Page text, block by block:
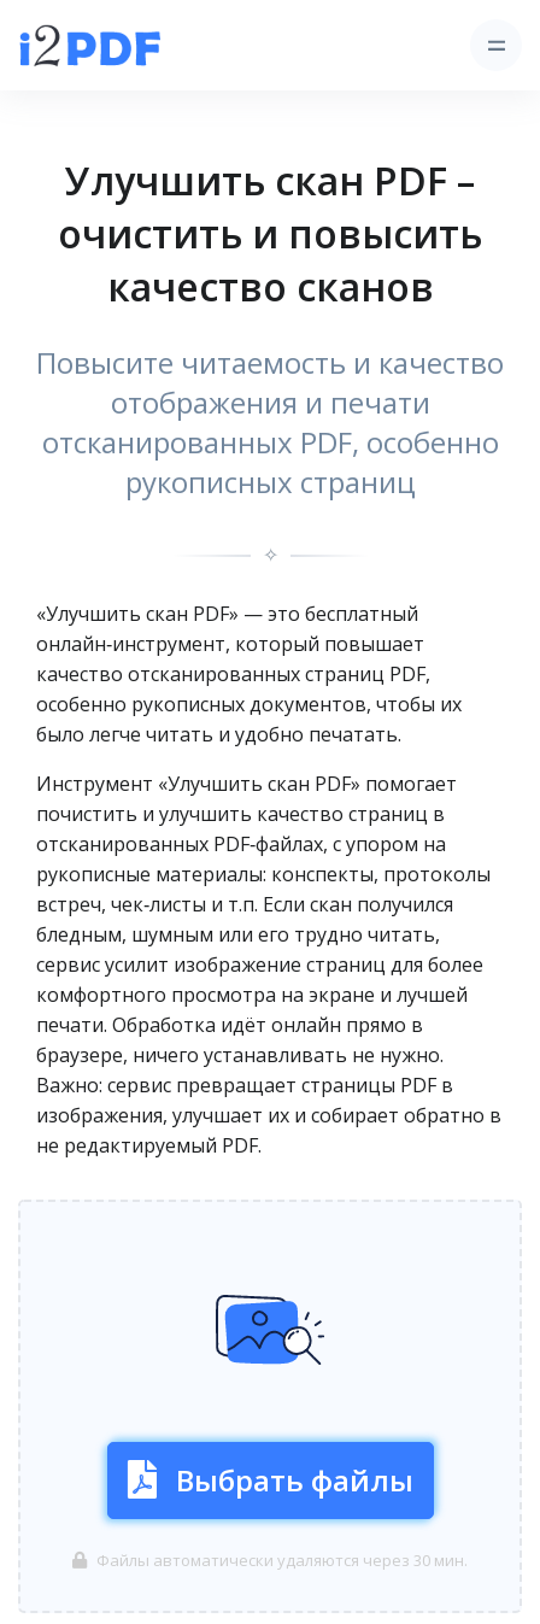
Улучшить скан PDF –
очистить и повысить
качество сканов
Повысите читаемость и качество
отображения и печати
отсканированных PDF, особенно
рукописных страниц
✧
«Улучшить скан PDF» — это бесплатный
онлайн‑инструмент, который повышает
качество отсканированных страниц PDF,
особенно рукописных документов, чтобы их
было легче читать и удобно печатать.
Инструмент «Улучшить скан PDF» помогает
почистить и улучшить качество страниц в
отсканированных PDF‑файлах, с упором на
рукописные материалы: конспекты, протоколы
встреч, чек‑листы и т.п. Если скан получился
бледным, шумным или его трудно читать,
сервис усилит изображение страниц для более
комфортного просмотра на экране и лучшей
печати. Обработка идёт онлайн прямо в
браузере, ничего устанавливать не нужно.
Важно: сервис превращает страницы PDF в
изображения, улучшает их и собирает обратно в
не редактируемый PDF.
Выбрать файлы
Файлы автоматически удаляются через 30 мин.